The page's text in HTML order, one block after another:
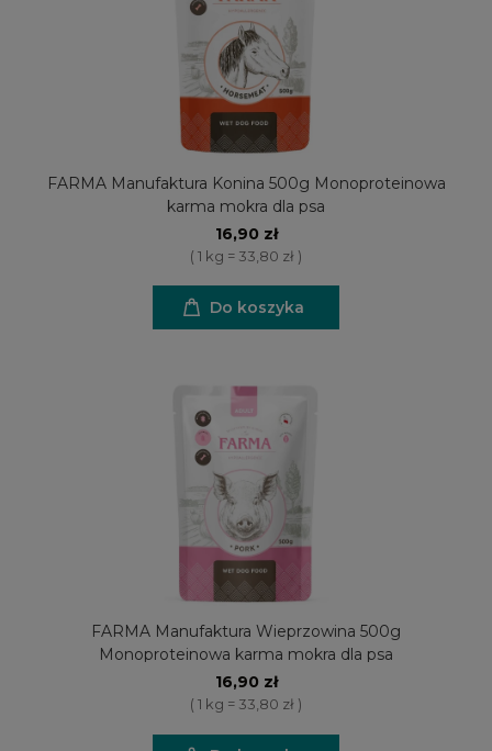
FARMA Manufaktura Konina 500g Monoproteinowa
karma mokra dla psa
16,90 zł
( 1 kg = 33,80 zł )
Do koszyka
FARMA Manufaktura Wieprzowina 500g
Monoproteinowa karma mokra dla psa
16,90 zł
( 1 kg = 33,80 zł )